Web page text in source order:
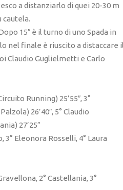
a distanziarlo di quei 20-30 m
cautela.
15″ è il turno di uno Spada in
nel finale è riuscito a distaccare il
Claudio Guglielmetti e Carlo
Running) 25’55″, 3°
26’40″, 5° Claudio
27’25″
3° Eleonora Rosselli, 4° Laura
2° Castellania, 3°